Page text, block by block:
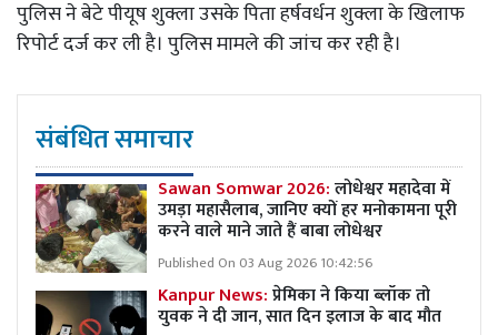
पुलिस ने बेटे पीयूष शुक्ला उसके पिता हर्षवर्धन शुक्ला के खिलाफ
रिपोर्ट दर्ज कर ली है। पुलिस मामले की जांच कर रही है।
संबंधित समाचार
Sawan Somwar 2026:लोधेश्वर महादेवा में
उमड़ा महासैलाब, जानिए क्यों हर मनोकामना पूरी
करने वाले माने जाते हैं बाबा लोधेश्वर
Published On 03 Aug 2026 10:42:56
Kanpur News:प्रेमिका ने किया ब्लॉक तो
युवक ने दी जान, सात दिन इलाज के बाद मौत